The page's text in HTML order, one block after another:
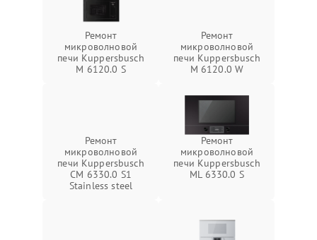
Ремонт
микроволновой
печи Kuppersbusch
M 6120.0 S
Ремонт
микроволновой
печи Kuppersbusch
M 6120.0 W
Ремонт
микроволновой
печи Kuppersbusch
CM 6330.0 S1
Stainless steel
Ремонт
микроволновой
печи Kuppersbusch
ML 6330.0 S